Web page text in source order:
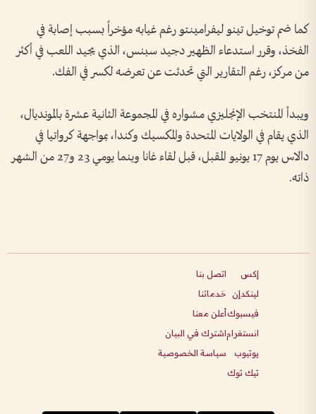
كما ضم توخيل تينو ليفرامينتو رغم غيابه مؤخراً بسبب إصابة في
الفخذ، وقرر استدعاء الظهير دجيد سبنس، الذي يجيد اللعب في أكثر
من مركز، رغم التقارير التي تحدثت عن تعرضه لكسر في الفك.
ويبدأ المنتخب الإنجليزي مشواره في المجموعة الثانية عشرة بالمونديال،
الذي يقام في الولايات المتحدة والمكسيك وكندا، بمواجهة كرواتيا في
دالاس يوم 17 يونيو المقبل، قبل لقاء غانا وبنما يومي 23 و27 من الشهر
ذاته.
إكس
لينكدإن
فيسبوك
انستغرام
يوتيوب
تيك توك
اتصل بنا
خدماتنا
أعلن معنا
اشترك في البيان
سياسة الخصوصية